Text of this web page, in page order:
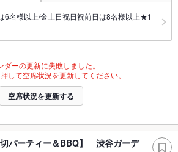
6名様以上/金土日祝日祝前日は8名様以上★1
ダーの更新に失敗しました。
して空席状況を更新してください。
空席状況を更新する
パーティー＆BBQ】 渋谷ガーデ